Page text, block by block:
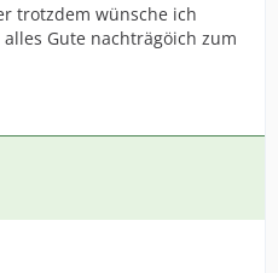
trotzdem wünsche ich
Gute nachträgöich zum